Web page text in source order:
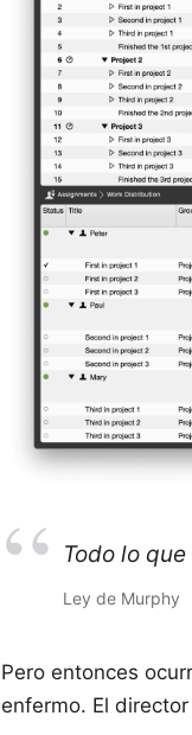
Todo lo
Ley de Murphy
Pero entonces
enfermo. El